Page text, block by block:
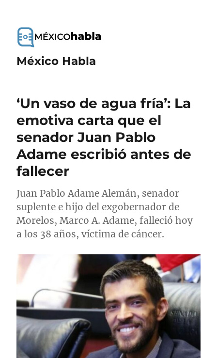
México Habla
‘Un vaso de agua fría’: La
emotiva carta que el
senador Juan Pablo
Adame escribió antes de
fallecer
Juan Pablo Adame Alemán, senador
suplente e hijo del exgobernador de
Morelos, Marco A. Adame, falleció hoy
a los 38 años, víctima de cáncer.